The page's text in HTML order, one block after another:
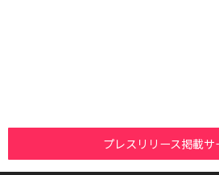
プレスリリース掲載サ